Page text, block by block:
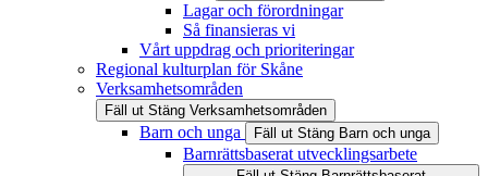
Lagar och förordningar
Så finansieras vi
Vårt uppdrag och prioriteringar
Regional kulturplan för Skåne
Verksamhetsområden
Fäll ut Stäng Verksamhetsområden
Barn och unga Fäll ut Stäng Barn och unga
Barnrättsbaserat utvecklingsarbete